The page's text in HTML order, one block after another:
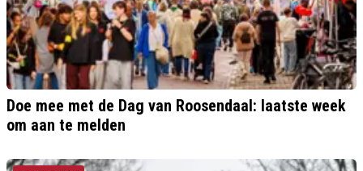
Doe mee met de Dag van Roosendaal: laatste week
om aan te melden